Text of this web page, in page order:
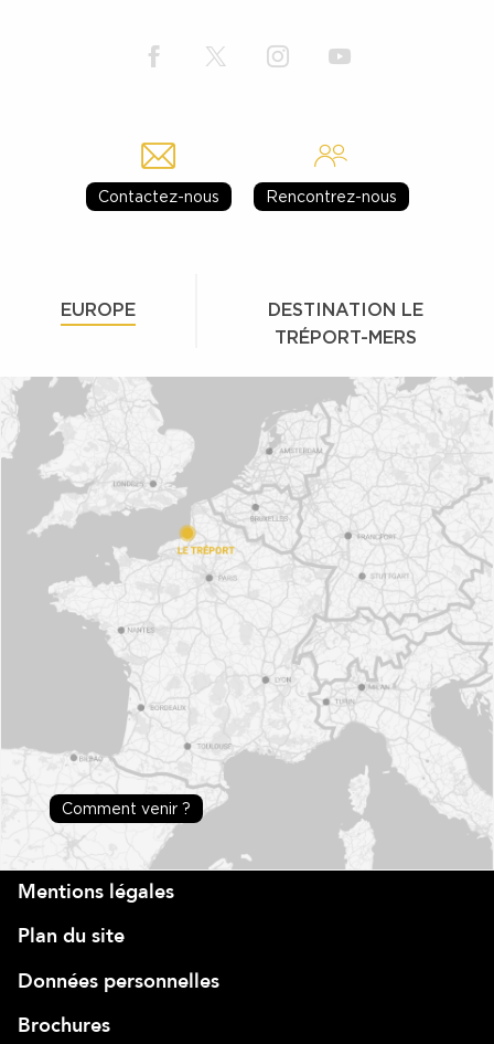
Contactez-nous Rencontrez-nous
EUROPE
DESTINATION LE
TRÉPORT-MERS
Comment venir ?
Mentions légales
Plan du site
Données personnelles
Brochures